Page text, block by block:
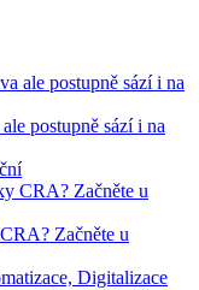
postupně sází i na
Začněte u
Digitalizace